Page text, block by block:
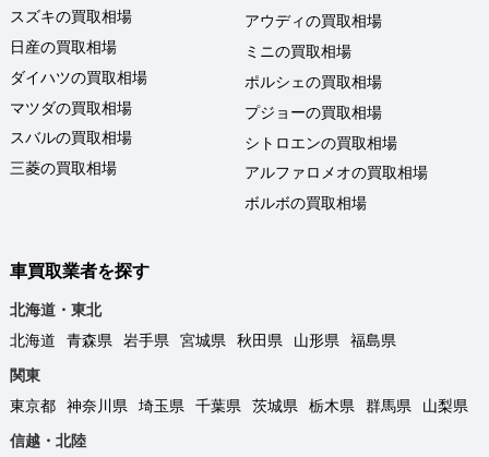
スズキの買取相場
日産の買取相場
ダイハツの買取相場
マツダの買取相場
スバルの買取相場
三菱の買取相場
アウディの買取相場
ミニの買取相場
ポルシェの買取相場
プジョーの買取相場
シトロエンの買取相場
アルファロメオの買取相場
ボルボの買取相場
車買取業者を探す
北海道・東北
北海道
青森県 岩手県 宮城県 秋田県 山形県
福島県
関東
東京都
神奈川県 埼玉県 千葉県 茨城県 栃木県 群馬県
山梨県
信越・北陸